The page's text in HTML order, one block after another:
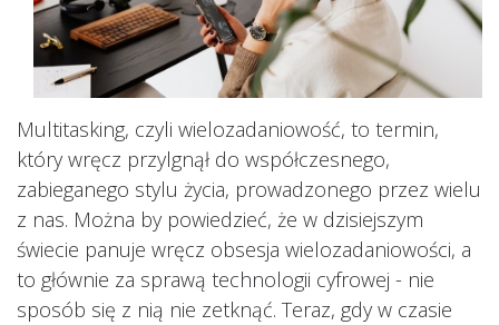
Multitasking, czyli wielozadaniowość, to termin,
który wręcz przylgnął do współczesnego,
zabieganego stylu życia, prowadzonego przez wielu
z nas. Można by powiedzieć, że w dzisiejszym
świecie panuje wręcz obsesja wielozadaniowości, a
to głównie za sprawą technologii cyfrowej - nie
sposób się z nią nie zetknąć. Teraz, gdy w czasie